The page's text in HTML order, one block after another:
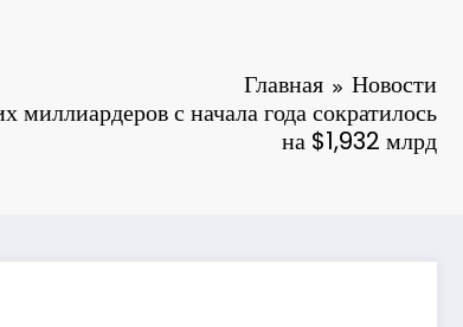
Главная
Новости
миллиардеров с начала года сократилось
на $1,932 млрд